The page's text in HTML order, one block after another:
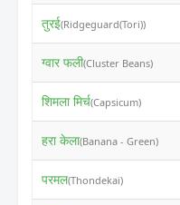
तुरई(Ridgeguard(Tori))
ग्वार फली(Cluster Beans)
शिमला मिर्च(Capsicum)
हरा केला(Banana - Green)
परमल(Thondekai)